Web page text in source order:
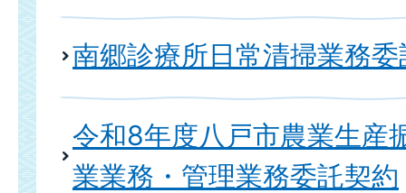
南郷診療所日常清掃業務
令和8年度八戸市農業生産
業業務・管理業務委託契約